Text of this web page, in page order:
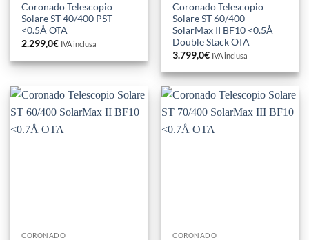
Coronado Telescopio
Solare ST 40/400 PST
<0.5Å OTA
2.299,0€ IVA inclusa
Coronado Telescopio
Solare ST 60/400
SolarMax II BF10 <0.5Å
Double Stack OTA
3.799,0€ IVA inclusa
CORONADO CORONADO